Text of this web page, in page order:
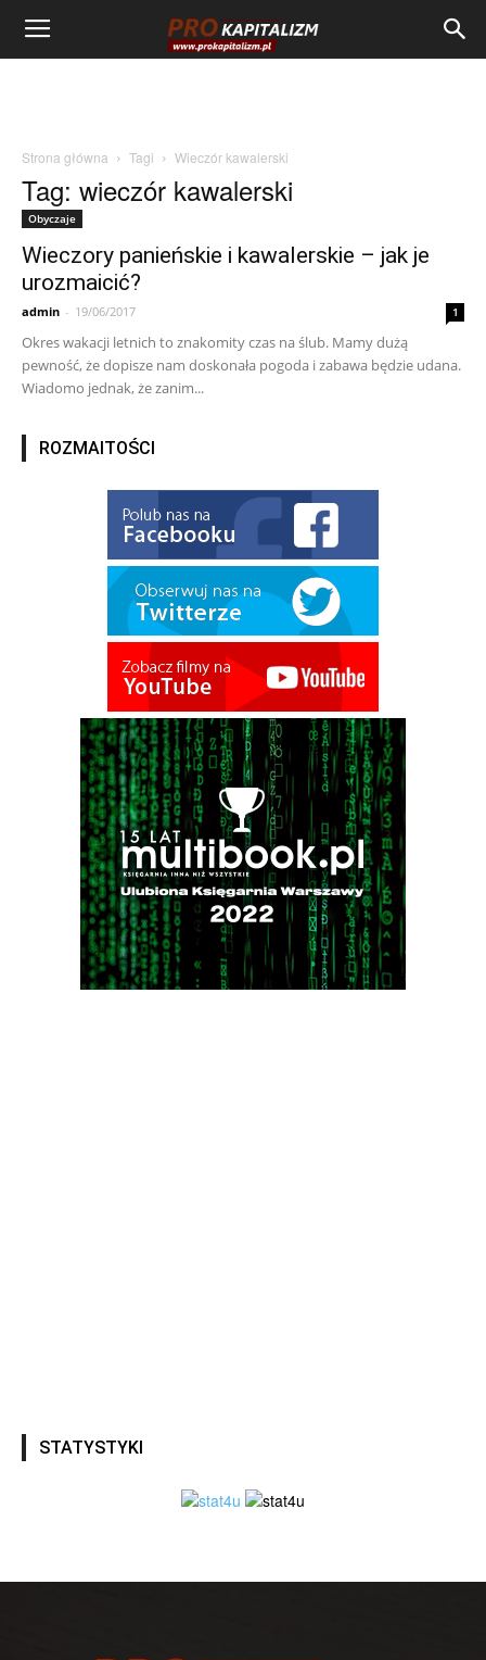
Strona główna Tagi Wieczór kawalerski
Tag: wieczór kawalerski
Obyczaje
Wieczory panieńskie i kawalerskie – jak je
urozmaicić?
admin - 19/06/2017 1
Okres wakacji letnich to znakomity czas na ślub. Mamy dużą
pewność, że dopisze nam doskonała pogoda i zabawa będzie udana.
Wiadomo jednak, że zanim...
ROZMAITOŚCI
STATYSTYKI